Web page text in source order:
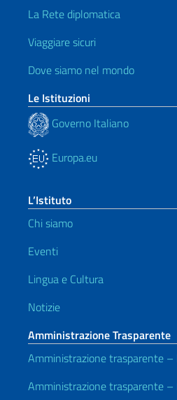
La Rete diplomatica
Viaggiare sicuri
Dove siamo nel mondo
Le Istituzioni
Governo Italiano
Europa.eu
L’Istituto
Chi siamo
Eventi
Lingua e Cultura
Notizie
Amministrazione Trasparente
Amministrazione trasparente
Amministrazione trasparente –